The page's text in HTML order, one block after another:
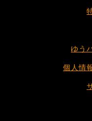
ゆう
個人情